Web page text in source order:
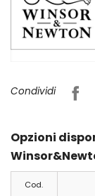
Condividi
Opzioni
Cod.